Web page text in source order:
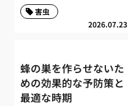
2026.07.23
害虫
蜂の巣を作らせないた
めの効果的な予防策と
最適な時期